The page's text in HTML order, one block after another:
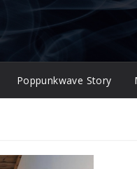
Poppunkwave Story